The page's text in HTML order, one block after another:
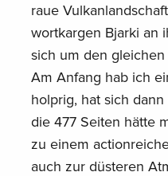
raue
wortkargen Bjarki an
sich um den
Am Anfang hab ich
holprig, hat sich
die 477 Seiten hätte
zu einem
auch zur düsteren